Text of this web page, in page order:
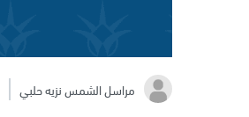
مراسل الشمس نزيه حلبي